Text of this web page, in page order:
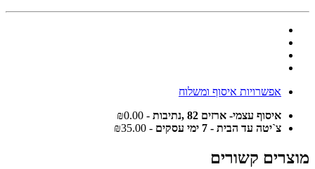
אפשרויות איסוף ומשלוח
איסוף עצמי- ארזים 82 ,נתיבות
- ₪0.00
צ`יטה עד הבית - 7 ימי עסקים
- ₪35.00
מוצרים קשורים